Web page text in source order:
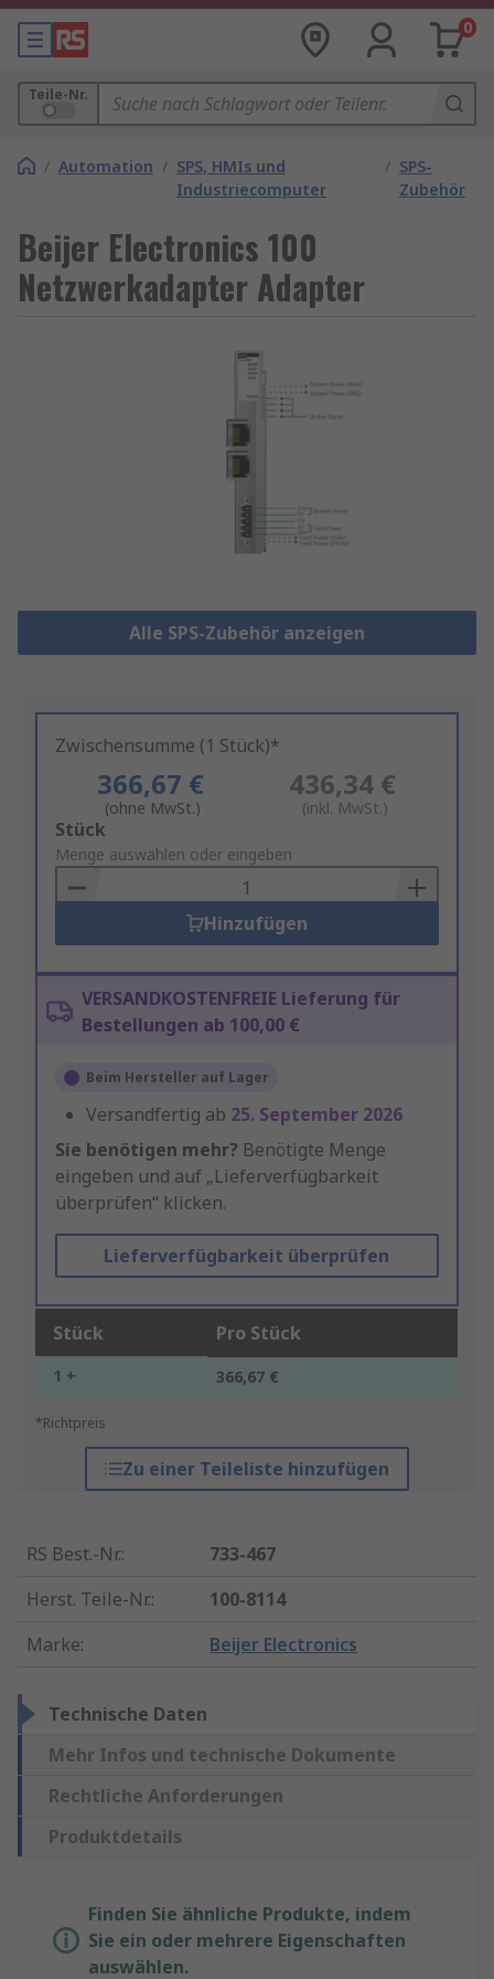
0
Teile-Nr.
/ Automation / SPS, HMIs und
Industriecomputer
/ SPS-
Zubehör
Beijer Electronics 100
Netzwerkadapter Adapter
Alle SPS-Zubehör anzeigen
Zwischensumme (1 Stück)*
366,67 €
(ohne MwSt.)
436,34 €
(inkl. MwSt.)
Add
to
Basket
Stück
Menge auswählen oder eingeben
Hinzufügen
VERSANDKOSTENFREIE Lieferung für
Bestellungen ab 100,00 €
Beim Hersteller auf Lager
Versandfertig ab 25. September 2026
Sie benötigen mehr? Benötigte Menge
eingeben und auf „Lieferverfügbarkeit
überprüfen“ klicken.
Lieferverfügbarkeit überprüfen
Stück Pro Stück
1 + 366,67 €
*Richtpreis
Zu einer Teileliste hinzufügen
RS Best.-Nr.:
733-467
Herst. Teile-Nr.:
100-8114
Marke: Beijer Electronics
Technische Daten
Mehr Infos und technische Dokumente
Rechtliche Anforderungen
Produktdetails
Finden Sie ähnliche Produkte, indem
Sie ein oder mehrere Eigenschaften
auswählen.